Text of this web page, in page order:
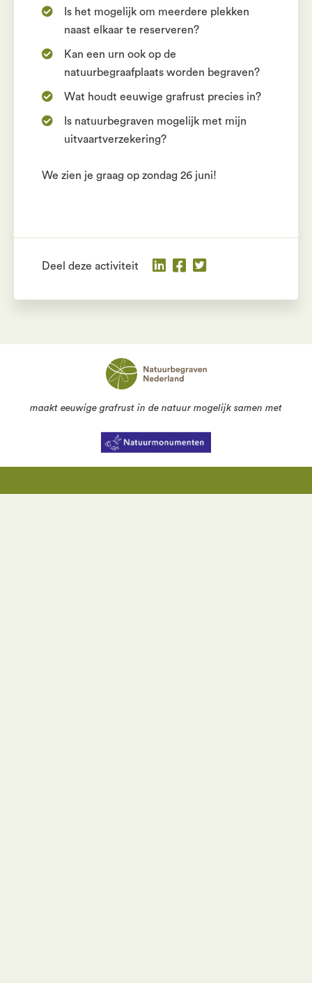
Is het mogelijk om meerdere plekken
naast elkaar te reserveren?
Kan een urn ook op de
natuurbegraafplaats worden begraven?
Wat houdt eeuwige grafrust precies in?
Is natuurbegraven mogelijk met mijn
uitvaartverzekering?
We zien je graag op zondag 26 juni!
Deel deze activiteit
maakt eeuwige grafrust in de natuur mogelijk samen met